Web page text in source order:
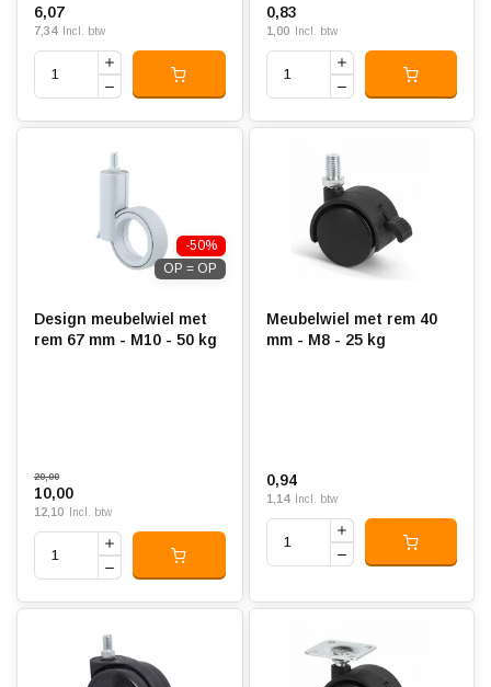
6,07
7,34 Incl. btw
0,83
1,00 Incl. btw
-50%
OP = OP
Design meubelwiel met
rem 67 mm - M10 - 50 kg
20,00
10,00
12,10 Incl. btw
Meubelwiel met rem 40
mm - M8 - 25 kg
0,94
1,14 Incl. btw